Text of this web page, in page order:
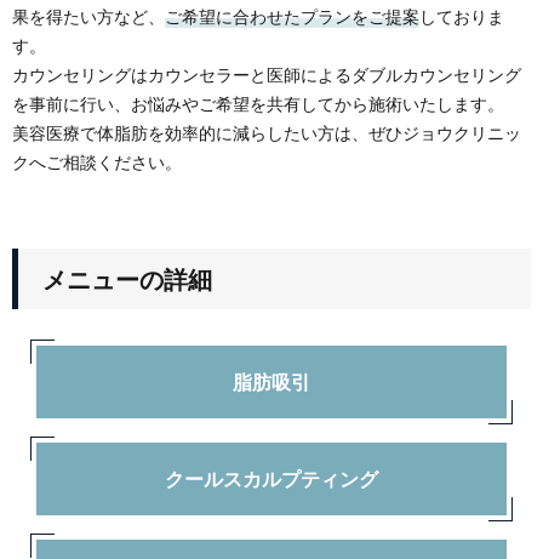
果を得たい方など、 ご希望に合わせたプランをご提案しておりま
す。
カウンセリングはカウンセラーと医師によるダブルカウンセリング
を事前に行い、お悩みやご希望を共有してから施術いたします。
美容医療で体脂肪を効率的に減らしたい方は、ぜひジョウクリニッ
クへご相談ください。
メニューの詳細
脂肪吸引
クールスカルプティング